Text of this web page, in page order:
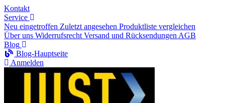
Kontakt
Service
Neu eingetroffen Zuletzt angesehen Produktliste vergleichen
Über uns Widerrufsrecht Versand und Rücksendungen AGB
Blog
Blog-Hauptseite
Anmelden